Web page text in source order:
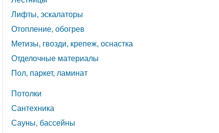
Лифты, эскалаторы
Отопление, обогрев
Метизы, гвозди, крепеж, оснастка
Отделочные материалы
Пол, паркет, ламинат
Потолки
Сантехника
Сауны, бассейны